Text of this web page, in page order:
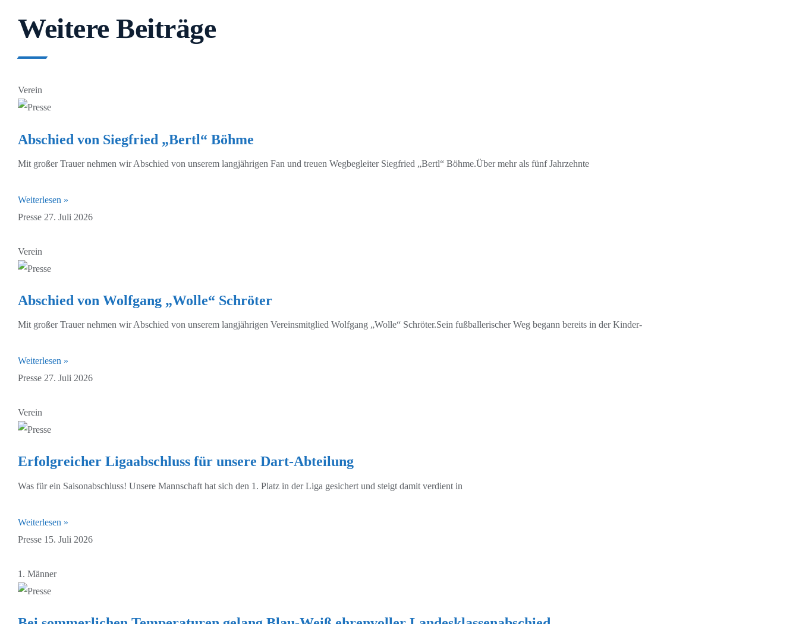
Weitere Beiträge
Verein
Abschied von Siegfried „Bertl“ Böhme
Mit großer Trauer nehmen wir Abschied von unserem langjährigen Fan und treuen Wegbegleiter Siegfried „Bertl“ Böhme.Über mehr als fünf Jahrzehnte
Weiterlesen »
Presse 27. Juli 2026
Verein
Abschied von Wolfgang „Wolle“ Schröter
Mit großer Trauer nehmen wir Abschied von unserem langjährigen Vereinsmitglied Wolfgang „Wolle“ Schröter.Sein fußballerischer Weg begann bereits in der Kinder-
Weiterlesen »
Presse 27. Juli 2026
Verein
Erfolgreicher Ligaabschluss für unsere Dart-Abteilung
Was für ein Saisonabschluss! Unsere Mannschaft hat sich den 1. Platz in der Liga gesichert und steigt damit verdient in
Weiterlesen »
Presse 15. Juli 2026
1. Männer